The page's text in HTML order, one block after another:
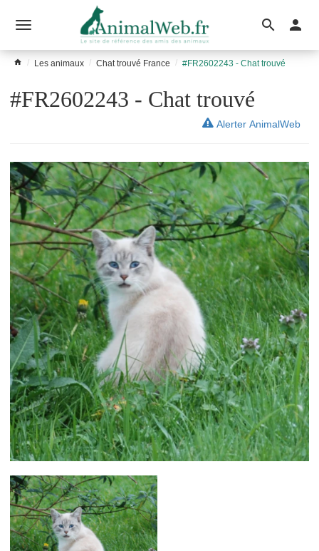
le
menu
Les animaux Chat trouvé France #FR2602243 - Chat trouvé
#FR2602243 - Chat trouvé
Alerter AnimalWeb